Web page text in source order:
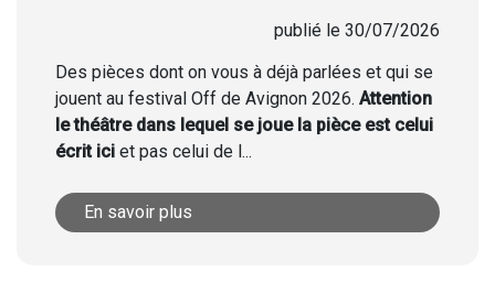
publié le 30/07/2026
Des pièces dont on vous à déjà parlées et qui se
jouent au festival Off de Avignon 2026. Attention
le théâtre dans lequel se joue la pièce est celui
écrit ici et pas celui de l...
En savoir plus